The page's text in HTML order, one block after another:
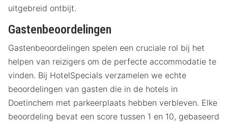
uitgebreid ontbijt.
Gastenbeoordelingen
Gastenbeoordelingen spelen een cruciale rol bij het
helpen van reizigers om de perfecte accommodatie te
vinden. Bij HotelSpecials verzamelen we echte
beoordelingen van gasten die in de hotels in
Doetinchem met parkeerplaats hebben verbleven. Elke
beoordeling bevat een score tussen 1 en 10, gebaseerd